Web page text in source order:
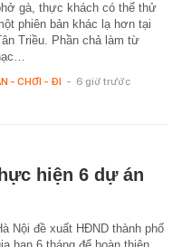
gà, thực khách có thể thử
phiên bản khác lạ hơn tại
Triều. Phần chả làm từ
- CHƠI - ĐI - 6 giờ trước
hiện 6 dự án
Nội đề xuất HĐND thành phố